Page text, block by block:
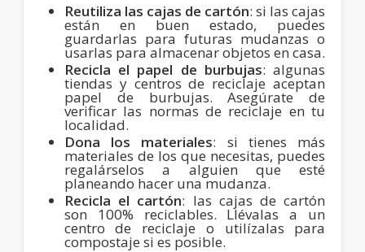
Reutiliza las cajas de cartón: si las cajas
están en buen estado, puedes
guardarlas para futuras mudanzas o
usarlas para almacenar objetos en casa.
Recicla el papel de burbujas: algunas
tiendas y centros de reciclaje aceptan
papel de burbujas. Asegúrate de
verificar las normas de reciclaje en tu
localidad.
Dona los materiales: si tienes más
materiales de los que necesitas, puedes
regalárselos a alguien que esté
planeando hacer una mudanza.
Recicla el cartón: las cajas de cartón
son 100% reciclables. Llévalas a un
centro de reciclaje o utilízalas para
compostaje si es posible.